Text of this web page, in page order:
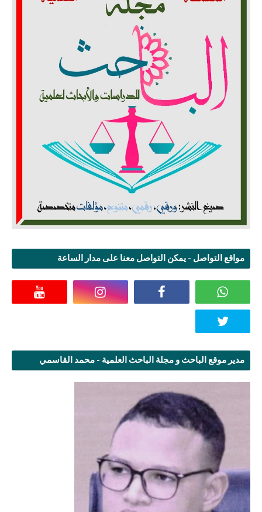
مواقع التواصل - يمكن التواصل معنا على مدار الساعة
مدير موقع الباحث و مجلة الباحث العلمية - محمد القاسمي